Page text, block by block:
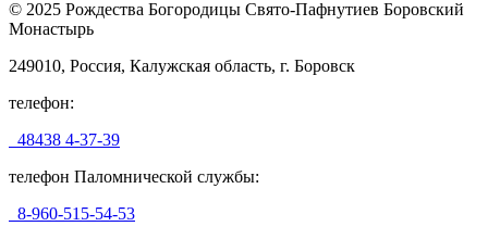
© 2025 Рождества Богородицы Свято-Пафнутиев Боровский
Монастырь
249010, Россия, Калужская область, г. Боровск
телефон:
48438 4-37-39
телефон Паломнической службы:
8-960-515-54-53